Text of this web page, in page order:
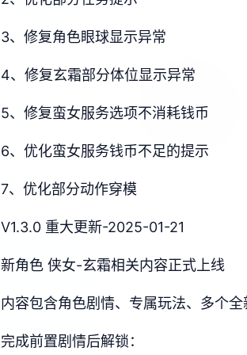
3、修复角色眼球显示异常
4、修复玄霜部分体位显示异常
5、修复蛮女服务选项不消耗钱币
6、优化蛮女服务钱币不足的提示
7、优化部分动作穿模
V1.3.0 重大更新-2025-01-21
新角色 侠女-玄霜相关内容正式上线
内容包含角色剧情、专属玩法、多个
完成前置剧情后解锁：